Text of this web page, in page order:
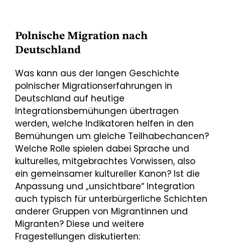
Polnische Migration nach
Deutschland
Was kann aus der langen Geschichte
polnischer Migrationserfahrungen in
Deutschland auf heutige
Integrationsbemühungen übertragen
werden, welche Indikatoren helfen in den
Bemühungen um gleiche Teilhabechancen?
Welche Rolle spielen dabei Sprache und
kulturelles, mitgebrachtes Vorwissen, also
ein gemeinsamer kultureller Kanon? Ist die
Anpassung und „unsichtbare“ Integration
auch typisch für unterbürgerliche Schichten
anderer Gruppen von Migrantinnen und
Migranten? Diese und weitere
Fragestellungen diskutierten: